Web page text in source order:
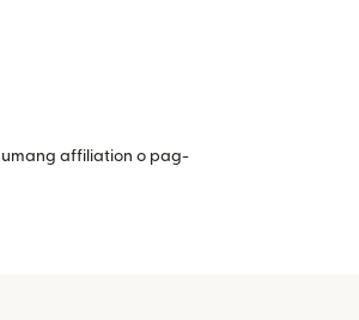
affiliation o pag-